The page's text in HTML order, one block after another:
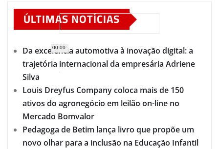
00:00
ÚLTIMAS NOTÍCIAS
Da excelência automotiva à inovação digital: a
trajetória internacional da empresária Adriene
Silva
Louis Dreyfus Company coloca mais de 150
ativos do agronegócio em leilão on-line no
Mercado Bomvalor
Pedagoga de Betim lança livro que propõe um
novo olhar para a inclusão na Educação Infantil